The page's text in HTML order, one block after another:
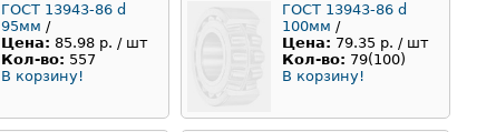
ГОСТ 13943-86 d
95мм /
Цена: 85.98 р. / шт
Кол-во: 557
В корзину!
ГОСТ 13943-86 d
100мм /
Цена: 79.35 р. / шт
Кол-во: 79(100)
В корзину!